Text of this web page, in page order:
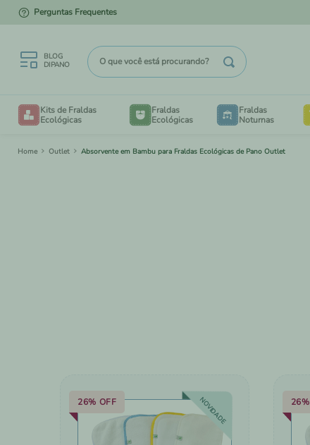
Perguntas FrequentesPARCELE EM ATÉ 12X NO CARTÃO
BLOG
DIPANO
O que você está procurando?
Kits de Fraldas
Ecológicas
Fraldas
Ecológicas
Fraldas
Noturnas
Outlet Absorvente em Bambu para Fraldas Ecológicas de Pano Outlet
26% OFF NOVIDADE 26%
1º
kit degustação